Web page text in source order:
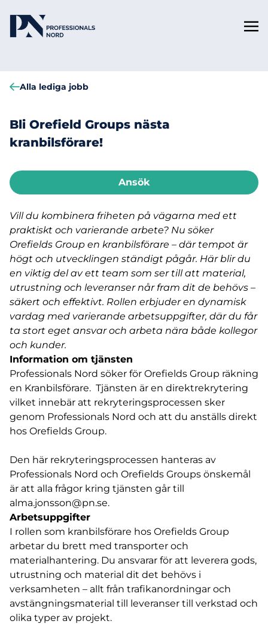
Alla lediga jobb
Bli Orefield Groups nästa
kranbilsförare!
Vill du kombinera friheten på vägarna med ett
praktiskt och varierande arbete? Nu söker
Orefields Group en kranbilsförare – där tempot är
högt och utvecklingen ständigt pågår. Här blir du
en viktig del av ett team som ser till att material,
utrustning och leveranser når fram dit de behövs –
säkert och effektivt. Rollen erbjuder en dynamisk
vardag med varierande arbetsuppgifter, där du får
ta stort eget ansvar och arbeta nära både kollegor
och kunder.
Information om tjänsten
Professionals Nord söker för Orefields Group räkning
en Kranbilsförare. Tjänsten är en direktrekrytering
vilket innebär att rekryteringsprocessen sker
genom Professionals Nord och att du anställs direkt
hos Orefields Group.
Den här rekryteringsprocessen hanteras av
Professionals Nord och Orefields Groups önskemål
är att alla frågor kring tjänsten går till
alma.jonsson@pn.se.
Arbetsuppgifter
I rollen som kranbilsförare hos Orefields Group
arbetar du brett med transporter och
materialhantering. Du ansvarar för att leverera gods,
utrustning och material dit det behövs i
verksamheten – allt från trafikanordningar och
avstängningsmaterial till leveranser till verkstad och
olika typer av projekt.
Ansök